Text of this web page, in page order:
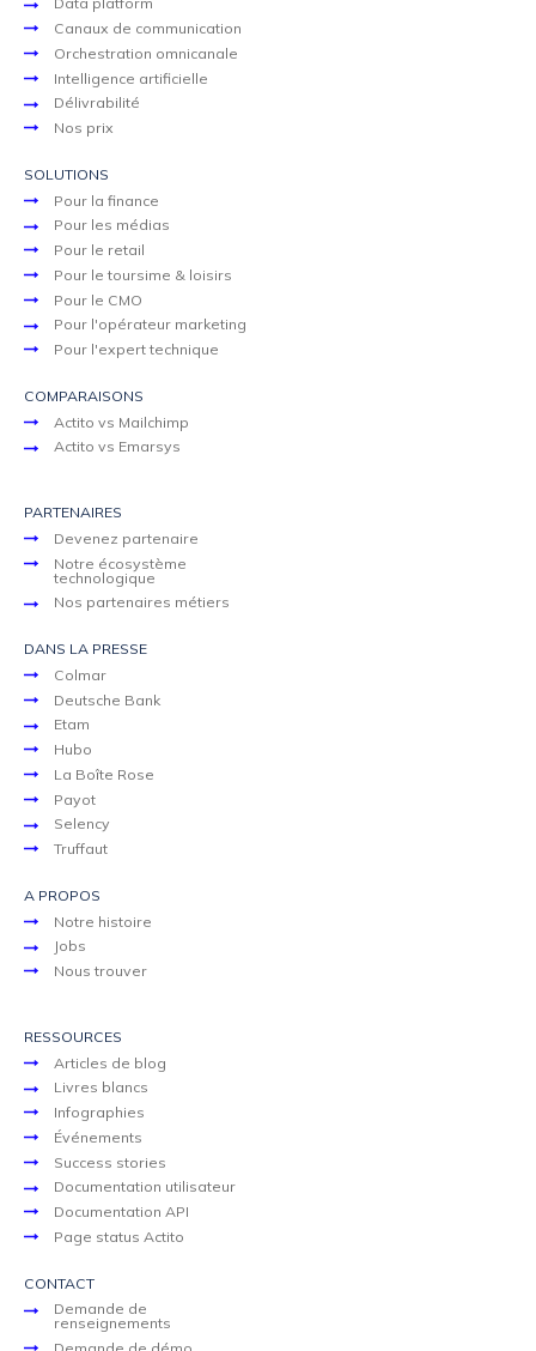
Canaux de communication
Orchestration omnicanale
Intelligence artificielle
Délivrabilité
Nos prix
SOLUTIONS
Pour la finance
Pour les médias
Pour le retail
Pour le toursime & loisirs
Pour le CMO
Pour l'opérateur marketing
Pour l'expert technique
COMPARAISONS
Actito vs Mailchimp
Actito vs Emarsys
PARTENAIRES
Devenez partenaire
Notre écosystème
technologique
Nos partenaires métiers
DANS LA PRESSE
Colmar
Deutsche Bank
Etam
Hubo
La Boîte Rose
Payot
Selency
Truffaut
A PROPOS
Notre histoire
Jobs
Nous trouver
RESSOURCES
Articles de blog
Livres blancs
Infographies
Événements
Success stories
Documentation utilisateur
Documentation API
Page status Actito
CONTACT
Demande de
renseignements